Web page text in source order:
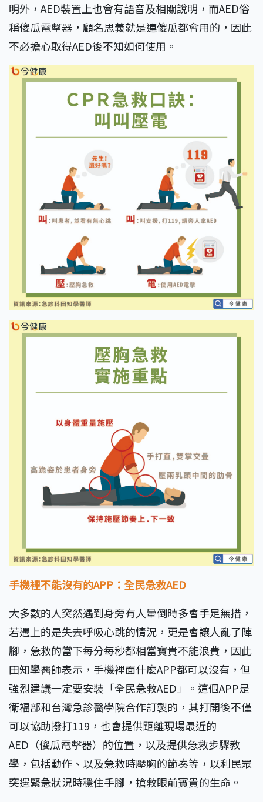
明外，AED裝置上也會有語音及相關說明，而AED俗
稱傻瓜電擊器，顧名思義就是連傻瓜都會用的，因此
不必擔心取得AED後不知如何使用。
手機裡不能沒有的APP：全民急救AED
大多數的人突然遇到身旁有人暈倒時多會手足無措，
若遇上的是失去呼吸心跳的情況，更是會讓人亂了陣
腳，急救的當下每分每秒都相當寶貴不能浪費，因此
田知學醫師表示，手機裡面什麼APP都可以沒有，但
強烈建議一定要安裝「全民急救AED」。這個APP是
衛福部和台灣急診醫學院合作訂製的，其打開後不僅
可以協助撥打119，也會提供距離現場最近的
AED（傻瓜電擊器）的位置，以及提供急救步驟教
學，包括動作、以及急救時壓胸的節奏等，以利民眾
突遇緊急狀況時穩住手腳，搶救眼前寶貴的生命。